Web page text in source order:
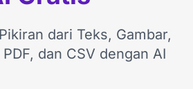
dari Teks, Gambar,
dan CSV dengan AI